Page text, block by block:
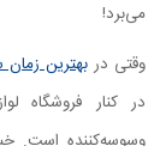
می‌برد!
وقتی در بهترین زمان
در کنار فروشگاه